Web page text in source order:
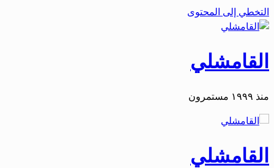
التخطي إلى المحتوى
القامشلي
منذ ١٩٩٩ مستمرون
القامشلي